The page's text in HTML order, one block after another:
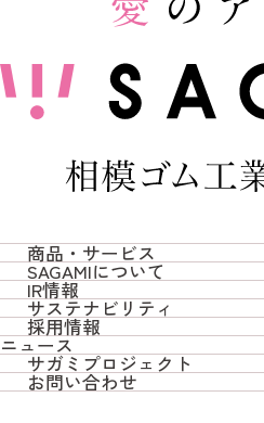
商品・サービス
商品・サービス TOP
サガミオリジナル
コンドーム/潤滑ゼリー
SAGAMIについて
SAGAMIについて TOP
トップメッセージ / 会社概要
SAGAMIの想い
IR情報
IR情報 TOP
決算短信
サステナビリティ
サステナビリティ TOP
社会への取り組み
採用情報
採用情報 TOP
ニュース
サガミプロジェクト
サガミプロジェクト TOP
お問い合わせ